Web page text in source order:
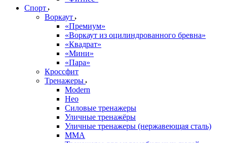
Спорт
Воркаут
«Премиум»
«Воркаут из оцилиндрованного бревна»
«Квадрат»
«Мини»
«Пара»
Кроссфит
Тренажеры
Modern
Нео
Силовые тренажеры
Уличные тренажёры
Уличные тренажеры (нержавеющая сталь)
ММА